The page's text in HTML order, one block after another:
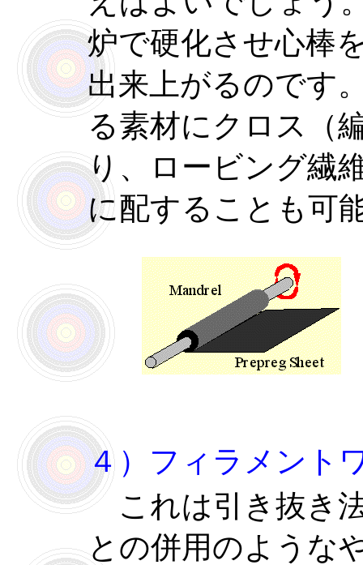
炉で硬化させ心棒
出来上がるのです
る素材にクロス（
り、ロービング繊
に配することも可
４）フィラメント
これは引き抜き
との併用のような